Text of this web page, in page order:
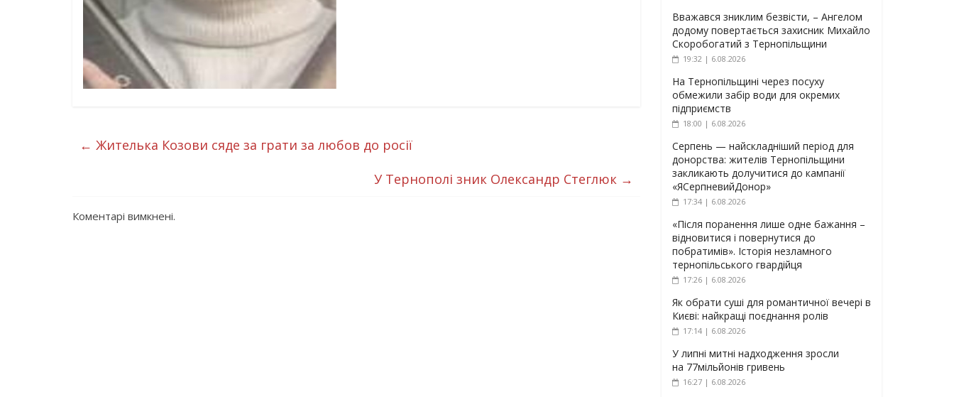
← Жителька Козови сяде за грати за любов до росії
У Тернополі зник Олександр Стеглюк →
Коментарі вимкнені.
Вважався зниклим безвісти, – Ангелом
додому повертається захисник Михайло
Скоробогатий з Тернопільщини
19:32 | 6.08.2026
На Тернопільщині через посуху
обмежили забір води для окремих
підприємств
18:00 | 6.08.2026
Серпень — найскладніший період для
донорства: жителів Тернопільщини
закликають долучитися до кампанії
«ЯСерпневийДонор»
17:34 | 6.08.2026
«Після поранення лише одне бажання –
відновитися і повернутися до
побратимів». Історія незламного
тернопільського гвардійця
17:26 | 6.08.2026
Як обрати суші для романтичної вечері в
Києві: найкращі поєднання ролів
17:14 | 6.08.2026
У липні митні надходження зросли
на 77мільйонів гривень
16:27 | 6.08.2026